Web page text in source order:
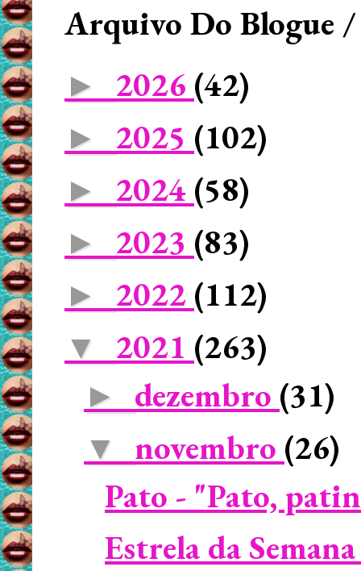
Arquivo Do Blogue
► 2026 (42)
► 2025 (102)
► 2024 (58)
► 2023 (83)
► 2022 (112)
▼ 2021 (263)
► dezembro (31)
▼ novembro (26)
Pato - "Pato,
Estrela da